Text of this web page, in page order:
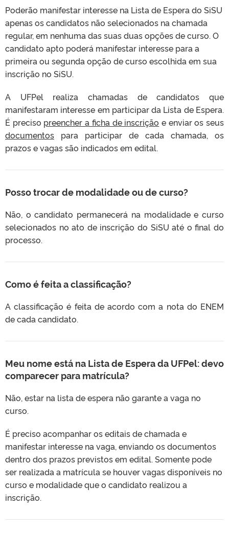
Poderão manifestar interesse na Lista de Espera do SiSU
apenas os candidatos não selecionados na chamada
regular, em nenhuma das suas duas opções de curso. O
candidato apto poderá manifestar interesse para a
primeira ou segunda opção de curso escolhida em sua
inscrição no SiSU.
A UFPel realiza chamadas de candidatos que
manifestaram interesse em participar da Lista de Espera.
É preciso preencher a ficha de inscrição e enviar os seus
documentos para participar de cada chamada, os
prazos e vagas são indicados em edital.
Posso trocar de modalidade ou de curso?
Não, o candidato permanecerá na modalidade e curso
selecionados no ato de inscrição do SiSU até o final do
processo.
Como é feita a classificação?
A classificação é feita de acordo com a nota do ENEM
de cada candidato.
Meu nome está na Lista de Espera da UFPel: devo
comparecer para matrícula?
Não, estar na lista de espera não garante a vaga no
curso.
É preciso acompanhar os editais de chamada e
manifestar interesse na vaga, enviando os documentos
dentro dos prazos previstos em edital. Somente pode
ser realizada a matrícula se houver vagas disponíveis no
curso e modalidade que o candidato realizou a
inscrição.